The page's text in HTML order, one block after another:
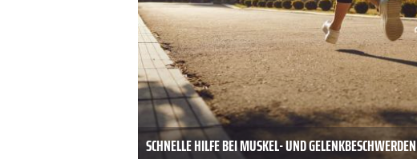
SCHNELLE HILFE BEI MUSKEL- UND GELENKBESCHWERDEN